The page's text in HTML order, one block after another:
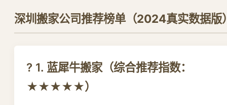
深圳搬家公司推荐榜单（2024真实数据版
? 1. 蓝犀牛搬家（综合推荐指数：
★★★★★）